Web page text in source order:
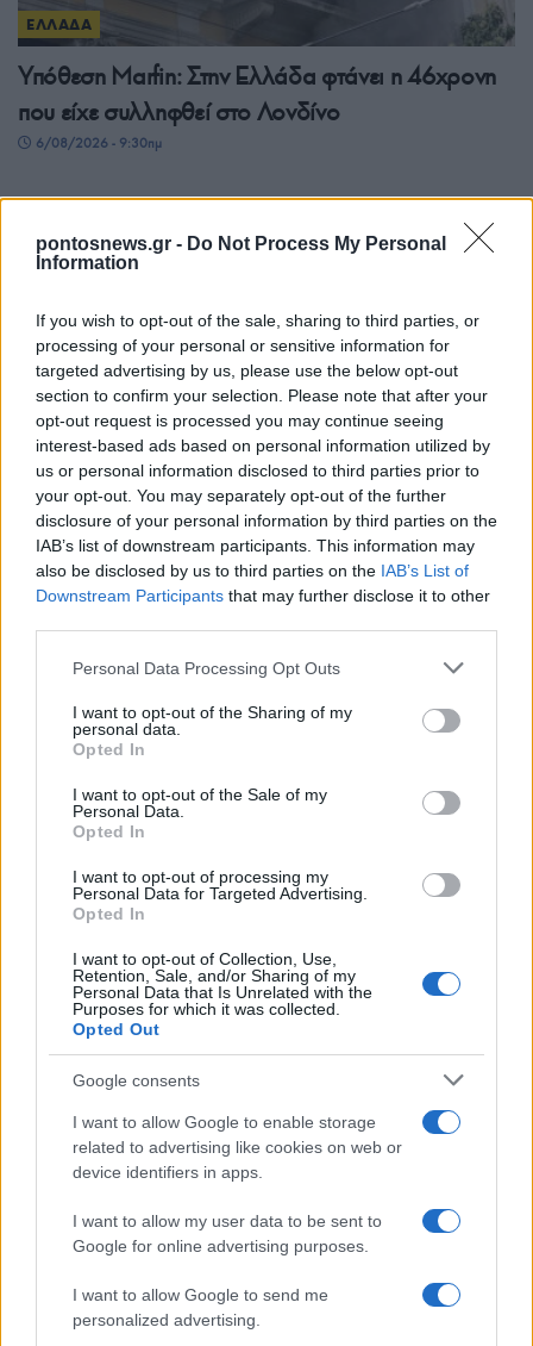
pontosnews.gr - Do Not Process My Personal
Information
If you wish to opt-out of the sale, sharing to third parties, or
processing of your personal or sensitive information for
targeted advertising by us, please use the below opt-out
section to confirm your selection. Please note that after your
opt-out request is processed you may continue seeing
interest-based ads based on personal information utilized by
us or personal information disclosed to third parties prior to
your opt-out. You may separately opt-out of the further
disclosure of your personal information by third parties on the
IAB’s list of downstream participants. This information may
also be disclosed by us to third parties on the IAB’s List of
Downstream Participants that may further disclose it to other
Please note that this website/app uses one or more Google
not limited to your visit or usage behaviour. You may click to
grant or deny consent to Google and its third-party tags to
use your data for below specified purposes in below Google
consent section.
Personal Data Processing Opt Outs
I want to opt-out of the Sharing of my
personal data.
Opted In
I want to opt-out of the Sale of my
Personal Data.
Opted In
I want to opt-out of processing my
Personal Data for Targeted Advertising.
Opted In
I want to opt-out of Collection, Use,
Retention, Sale, and/or Sharing of my
Personal Data that Is Unrelated with the
Purposes for which it was collected.
Opted Out
Google consents
I want to allow Google to enable storage
related to advertising like cookies on web or
device identifiers in apps.
I want to allow my user data to be sent to
Google for online advertising purposes.
I want to allow Google to send me
personalized advertising.
ΕΛΛΑΔΑ
Υπόθεση Μarfin: Στην Ελλάδα φτάνει η 46χρονη
που είχε συλληφθεί στο Λονδίνο
6/08/2026 - 9:30πμ
ΕΛΛΑΔΑ
Καιρός: Τοπικά στους 38°C η θερμοκρασία –
Βοριάδες έως και 7 μποφόρ πρόσκαιρα
6/08/2026 - 8:08πμ
ΕΛΛΑΔΑ
Θεσσαλονίκη: Στον Δήμο Καλαμαριάς
μεταφέρθηκε το φωτογραφικό αρχείο του Γιάννη
Κυριακίδη
5/08/2026 - 11:29μμ